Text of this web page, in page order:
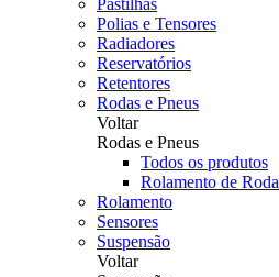
Pastilhas
Polias e Tensores
Radiadores
Reservatórios
Retentores
Rodas e Pneus
Voltar
Rodas e Pneus
Todos os produtos
Rolamento de Roda
Rolamento
Sensores
Suspensão
Voltar